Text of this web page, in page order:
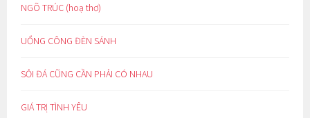
NGÕ TRÚC (hoạ thơ)
UỔNG CÔNG ĐÈN SÁNH
SỎI ĐÁ CŨNG CẦN PHẢI CÓ NHAU
GIÁ TRỊ TÌNH YÊU